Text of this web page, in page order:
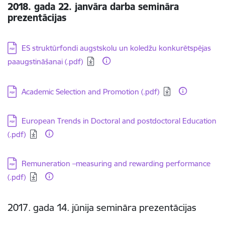
2018. gada 22. janvāra darba semināra
prezentācijas
Lejupielādēt:
ES struktūrfondi augstskolu un koledžu konkurētspējas
paaugstināšanai (.pdf)
Lejupielādēt:
Academic Selection and Promotion (.pdf)
Lejupielādēt:
European Trends in Doctoral and postdoctoral Education
(.pdf)
Lejupielādēt:
Remuneration –measuring and rewarding performance
(.pdf)
2017. gada 14. jūnija semināra prezentācijas